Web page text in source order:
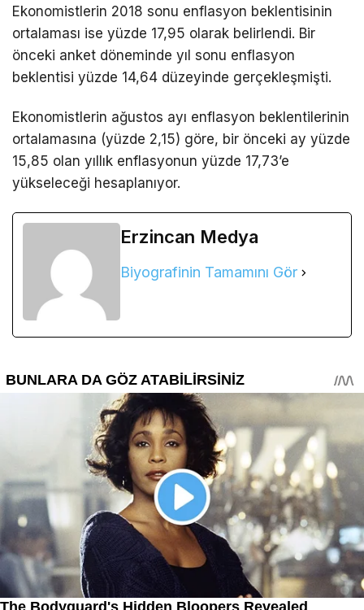
Ekonomistlerin 2018 sonu enflasyon beklentisinin
ortalaması ise yüzde 17,95 olarak belirlendi. Bir
önceki anket döneminde yıl sonu enflasyon
beklentisi yüzde 14,64 düzeyinde gerçekleşmişti.
Ekonomistlerin ağustos ayı enflasyon beklentilerinin
ortalamasına (yüzde 2,15) göre, bir önceki ay yüzde
15,85 olan yıllık enflasyonun yüzde 17,73’e
yükseleceği hesaplanıyor.
Erzincan Medya
Biyografinin Tamamını Gör